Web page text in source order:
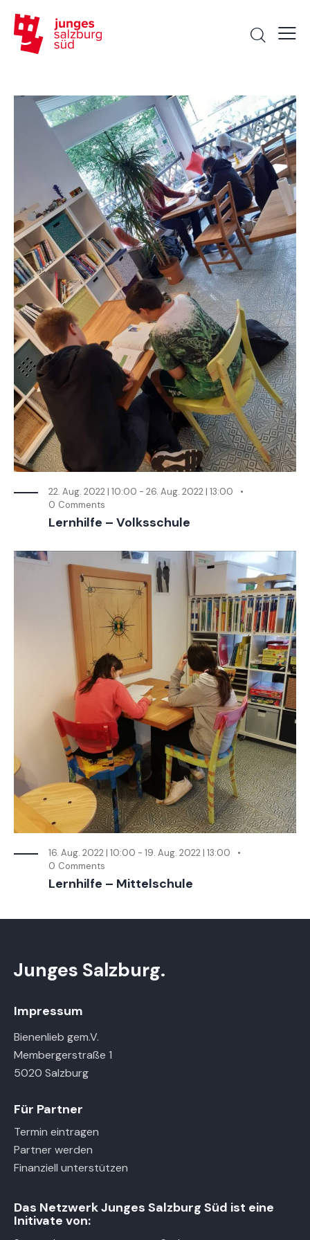
22. Aug. 2022 | 10:00 - 26. Aug. 2022 | 13:00
0 Comments
Lernhilfe – Volksschule
16. Aug. 2022 | 10:00 - 19. Aug. 2022 | 13:00
0 Comments
Lernhilfe – Mittelschule
Junges Salzburg.
Impressum
Bienenlieb gem.V.
Membergerstraße 1
5020 Salzburg
Für Partner
Termin eintragen
Partner werden
Finanziell unterstützen
Das Netzwerk Junges Salzburg Süd ist eine
Initivate von: